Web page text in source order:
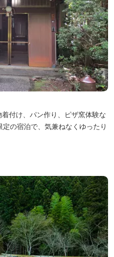
付け、パン作り、ピザ窯体験な
の宿泊で、気兼ねなくゆったり